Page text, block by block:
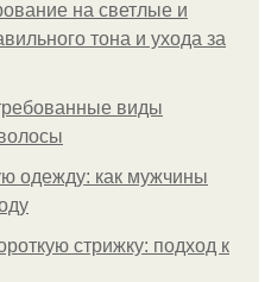
на светлые и
тона и ухода за
виды
одежду: как мужчины
стрижку: подход к